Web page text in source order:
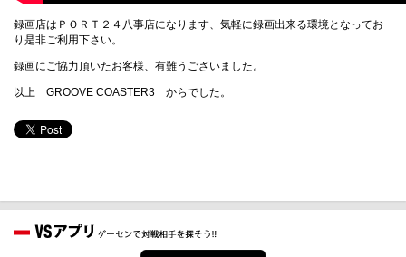
録画店はＰＯＲＴ２４八事店になります、気軽に録画出来る環境となってお
り是非ご利用下さい。
録画にご協力頂いたお客様、有難うございました。
以上 GROOVE COASTER3 からでした。